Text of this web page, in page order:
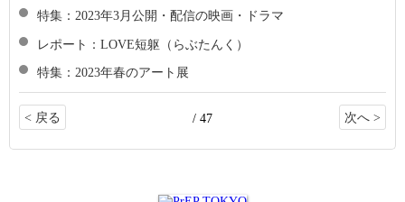
特集：2023年3月公開・配信の映画・ドラマ
レポート：LOVE短躯（らぶたんく）
特集：2023年春のアート展
< 戻る / 47 次へ >